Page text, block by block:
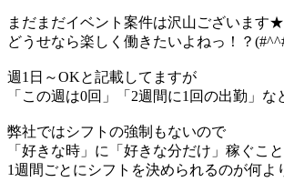
まだまだイベント案件は沢山ございま
どうせなら楽しく働きたいよねっ！？
週1日～OKと記載してますが
「この週は0回」「2週間に1回の出勤」な
弊社ではシフトの強制もないので
「好きな時」に「好きな分だけ」稼ぐこ
1週間ごとにシフトを決められるのが何よ